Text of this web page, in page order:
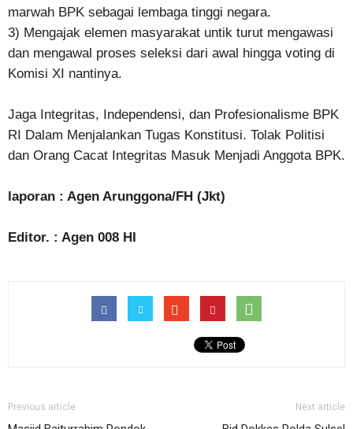
marwah BPK sebagai lembaga tinggi negara.
3) Mengajak elemen masyarakat untik turut mengawasi
dan mengawal proses seleksi dari awal hingga voting di
Komisi XI nantinya.
Jaga Integritas, Independensi, dan Profesionalisme BPK
RI Dalam Menjalankan Tugas Konstitusi. Tolak Politisi
dan Orang Cacat Integritas Masuk Menjadi Anggota BPK.
laporan : Agen Arunggona/FH (Jkt)
Editor. : Agen 008 HI
Previous article Next article